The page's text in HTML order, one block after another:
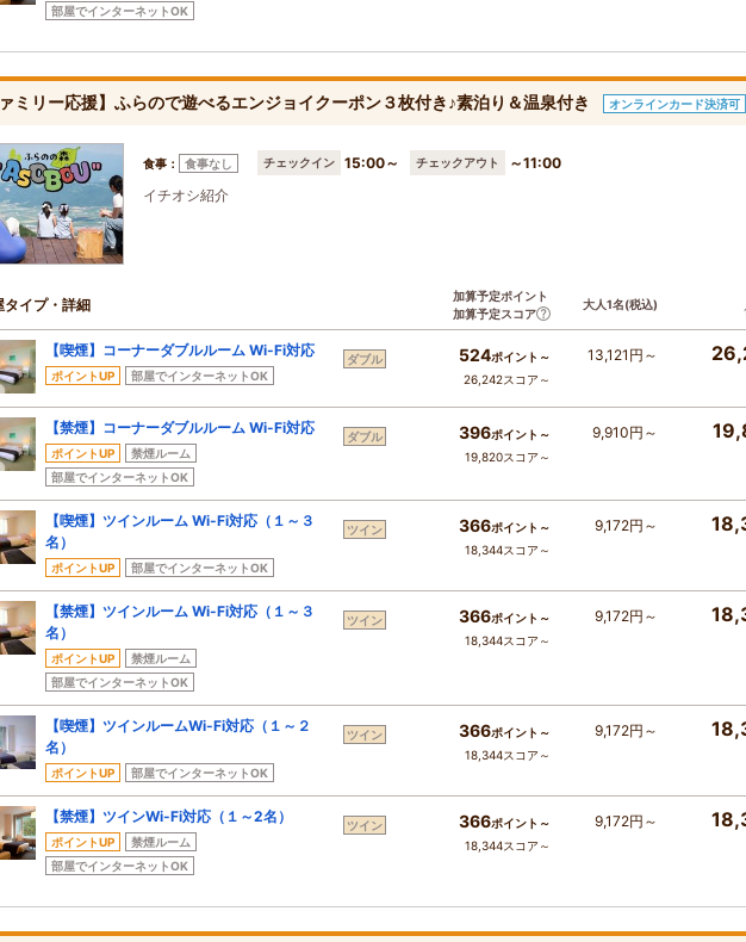
部屋でインターネットOK
ミリー応援】ふらので遊べるエンジョイクーポン３枚付き♪素泊り＆温泉付き オンラインカード決済可
食事： 食事なし チェックイン 15:00～ チェックアウト
～11:00
イチオシ紹介
タイプ・詳細
加算予定ポイント
加算予定スコア
大人1名(税込)
【喫煙】コーナーダブルルーム Wi-Fi対応
ポイントUP 部屋でインターネットOK
ダブル 524ポイント～
26,242スコア～
13,121円～
【禁煙】コーナーダブルルーム Wi-Fi対応
ポイントUP
禁煙ルーム
部屋でインターネットOK
ダブル 396ポイント～
19,820スコア～
9,910円～
【喫煙】ツインルーム Wi-Fi対応（１～３
名）
ポイントUP 部屋でインターネットOK
ツイン 366ポイント～
18,344スコア～
9,172円～
【禁煙】ツインルーム Wi-Fi対応（１～３
名）
ポイントUP
禁煙ルーム
部屋でインターネットOK
ツイン 366ポイント～
18,344スコア～
9,172円～
【喫煙】ツインルームWi-Fi対応（１～２
名）
ポイントUP 部屋でインターネットOK
ツイン 366ポイント～
18,344スコア～
9,172円～
【禁煙】ツインWi-Fi対応（１～2名）
ポイントUP
禁煙ルーム
部屋でインターネットOK
ツイン 366ポイント～
18,344スコア～
9,172円～